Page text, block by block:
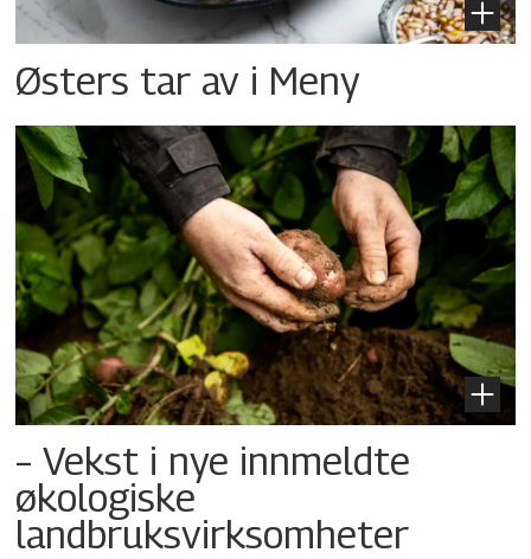
Østers tar av i Meny
– Vekst i nye innmeldte
økologiske
landbruksvirksomheter